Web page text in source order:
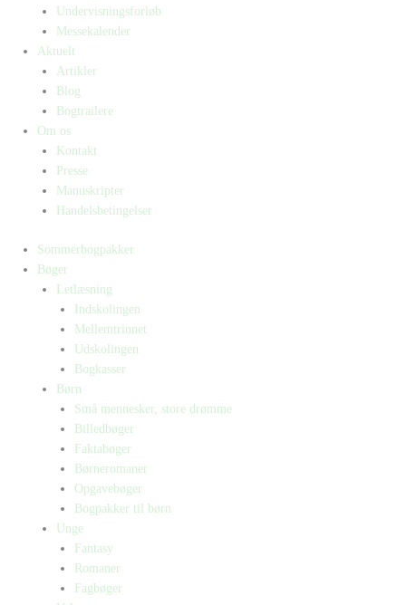
Undervisningsforløb
Messekalender
Aktuelt
Artikler
Blog
Bogtrailere
Om os
Kontakt
Presse
Manuskripter
Handelsbetingelser
Sommerbogpakker
Bøger
Letlæsning
Indskolingen
Mellemtrinnet
Udskolingen
Bogkasser
Børn
Små mennesker, store drømme
Billedbøger
Faktabøger
Børneromaner
Opgavebøger
Bogpakker til børn
Unge
Fantasy
Romaner
Fagbøger